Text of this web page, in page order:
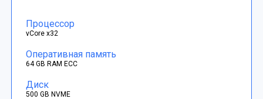
Процессор
vCore x32
Оперативная память
64 GB RAM ECC
Диск
500 GB NVME